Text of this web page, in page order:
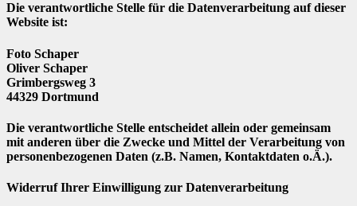
Die verantwortliche Stelle für die Datenverarbeitung auf dieser
Website ist:
Foto Schaper
Oliver Schaper
Grimbergsweg 3
44329 Dortmund
Die verantwortliche Stelle entscheidet allein oder gemeinsam
mit anderen über die Zwecke und Mittel der Verarbeitung von
personenbezogenen Daten (z.B. Namen, Kontaktdaten o.Ä.).
Widerruf Ihrer Einwilligung zur Datenverarbeitung